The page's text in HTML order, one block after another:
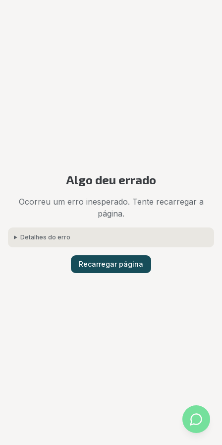
Algo deu errado
Ocorreu um erro inesperado. Tente recarregar a
página.
Detalhes do erro
Recarregar página